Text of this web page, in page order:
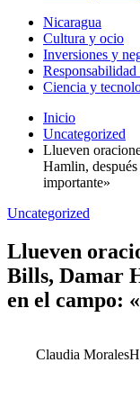
Nicaragua
Cultura y ocio
Inversiones y
Responsabilidad
Ciencia y
Inicio
Uncategorized
Llueven
Hamlin,
importante»
Uncategorized
Llueven
Bills, Damar
en el campo:
Claudia Morales